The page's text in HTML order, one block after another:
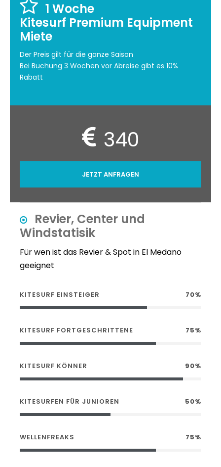
1 Woche
Kitesurf Premium Equipment
Miete
Der Preis gilt für die ganze Saison
Bei Buchung 3 Wochen vor Abreise gibt es 10%
Rabatt
340
JETZT ANFRAGEN
Revier, Center und
Windstatisik
Für wen ist das Revier & Spot in El Medano
geeignet
KITESURF EINSTEIGER 70%
KITESURF FORTGESCHRITTENE 75%
KITESURF KÖNNER 90%
KITESURFEN FÜR JUNIOREN 50%
WELLENFREAKS 75%